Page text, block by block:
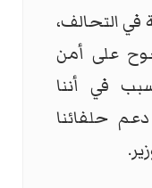
في التحالف،
على أمن
في أننا
حلفائنا